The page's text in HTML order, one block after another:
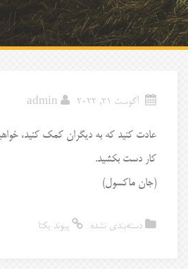
آگوست 21, 2022 admin
عادت کنید که به دیگران کمک کنید،
کار دست بکشید.
(جان ماکسول)
دسته‌بندی نشده پیوند یکتا